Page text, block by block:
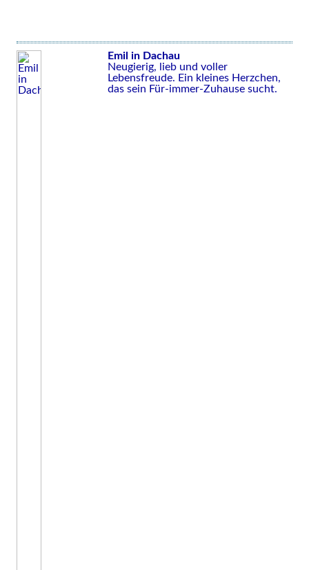
Emil in Dachau
Neugierig, lieb und voller
Lebensfreude. Ein kleines Herzchen,
das sein Für-immer-Zuhause sucht.